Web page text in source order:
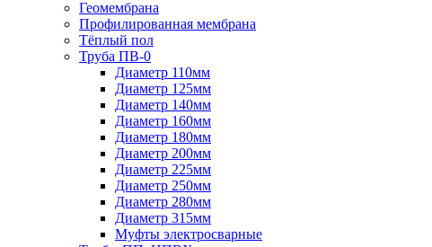
Геомембрана
Профилированная мембрана
Тёплый пол
Труба ПВ-0
Диаметр 110мм
Диаметр 125мм
Диаметр 140мм
Диаметр 160мм
Диаметр 180мм
Диаметр 200мм
Диаметр 225мм
Диаметр 250мм
Диаметр 280мм
Диаметр 315мм
Муфты электросварные